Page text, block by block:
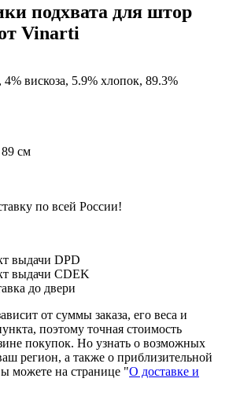
подхвата для штор
Vinarti
4% вискоза, 5.9% хлопок, 89.3%
см
по всей России!
выдачи DPD
выдачи CDEK
до двери
от суммы заказа, его веса и
поэтому точная стоимость
покупок. Но узнать о возможных
регион, а также о приблизительной
можете на странице "О доставке и